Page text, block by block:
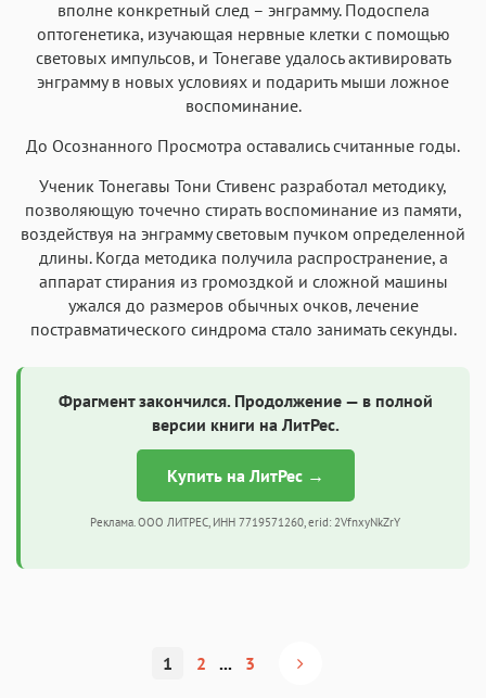
вполне конкретный след – энграмму. Подоспела
оптогенетика, изучающая нервные клетки с помощью
световых импульсов, и Тонегаве удалось активировать
энграмму в новых условиях и подарить мыши ложное
воспоминание.
До Осознанного Просмотра оставались считанные годы.
Ученик Тонегавы Тони Стивенс разработал методику,
позволяющую точечно стирать воспоминание из памяти,
воздействуя на энграмму световым пучком определенной
длины. Когда методика получила распространение, а
аппарат стирания из громоздкой и сложной машины
ужался до размеров обычных очков, лечение
постравматического синдрома стало занимать секунды.
Фрагмент закончился. Продолжение — в полной
версии книги на ЛитРес.
Купить на ЛитРес →
Реклама. ООО ЛИТРЕС, ИНН 7719571260, erid: 2VfnxyNkZrY
1 2 ... 3